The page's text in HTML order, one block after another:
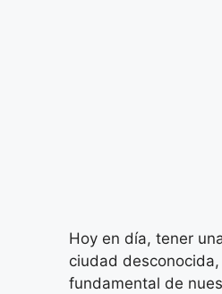
Hoy en día, tener
ciudad
fundamental de